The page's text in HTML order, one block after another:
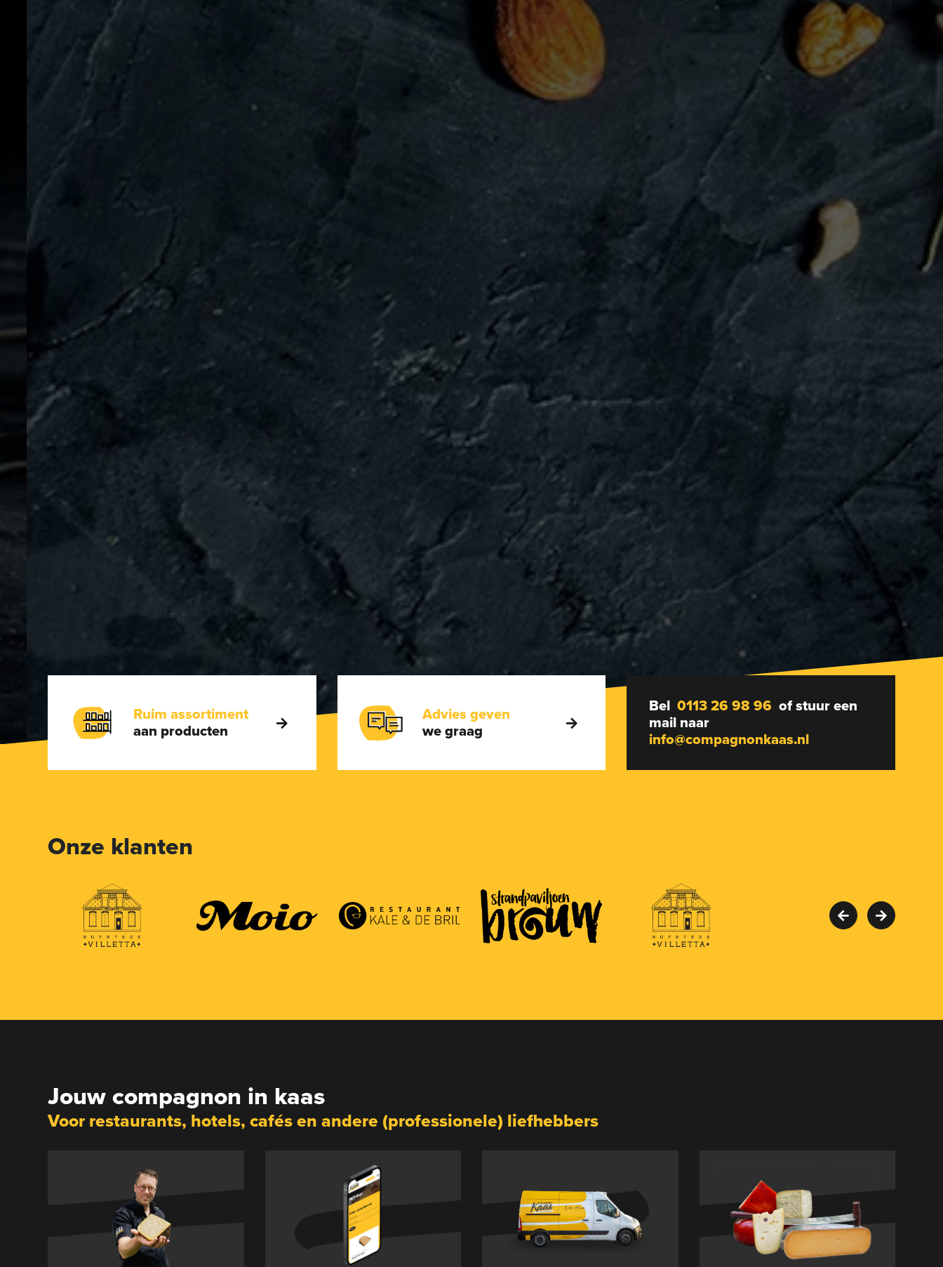
Ruim assortiment
aan producten
Advies geven
we graag
Bel 0113 26 98 96 of stuur een
mail naar
info@compagnonkaas.nl
Onze klanten
Jouw compagnon in kaas
Voor restaurants, hotels, cafés en andere (professionele) liefhebbers